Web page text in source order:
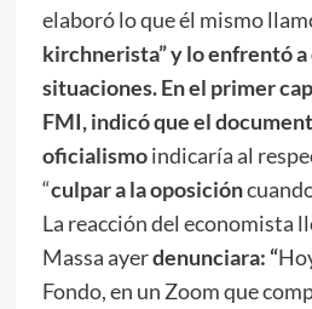
elaboró lo que él mismo
kirchnerista” y lo enfrentó
situaciones. En el primer
FMI, indicó que el
oficialismoindicaría al
“culpar a la oposición
La reacción del economista
Massa ayerdenunciara: “
Fondo, en un Zoom que